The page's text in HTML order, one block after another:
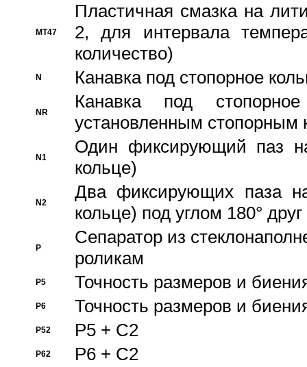
MT47
Пластичная смазка на
2, для интервала
количество)
N Канавка под стопорное
NR
Канавка под
установленным стопорным
N1
Один фиксирующий паз
кольце)
N2
Два фиксирующих паза
кольце) под углом 180° друг
P
Cепаратор из
роликам
P5 Точность размеров и
P6 Точность размеров и
P52 P5 + C2
P62 P6 + C2